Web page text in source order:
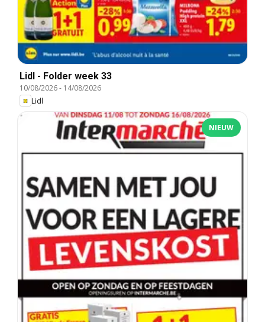
Lidl - Folder week 33
10/08/2026- 14/08/2026
Lidl
NIEUW